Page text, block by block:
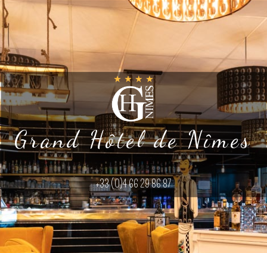
+33 (0)4 66 29 86 87
Grand Hôtel de Nîmes